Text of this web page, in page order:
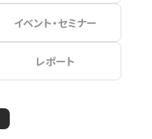
イベント・セミナー
レポート